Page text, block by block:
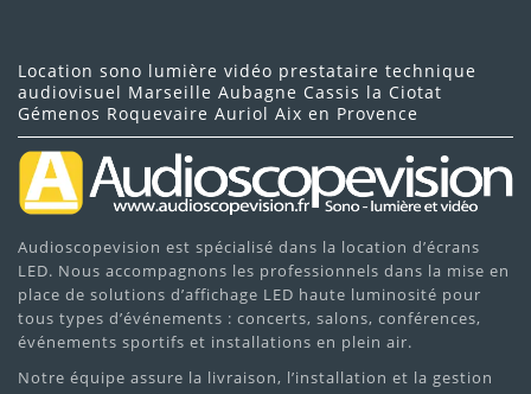
Location sono lumière vidéo prestataire technique
audiovisuel Marseille Aubagne Cassis la Ciotat
Gémenos Roquevaire Auriol Aix en Provence
Audioscopevision est spécialisé dans la location d’écrans
LED. Nous accompagnons les professionnels dans la mise en
place de solutions d’affichage LED haute luminosité pour
tous types d’événements : concerts, salons, conférences,
événements sportifs et installations en plein air.
Notre équipe assure la livraison, l’installation et la gestion